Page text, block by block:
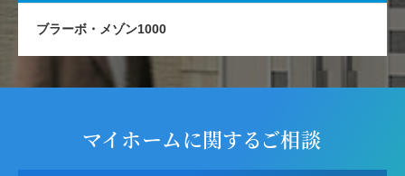
ブラーボ・メゾン1000
マイホームに関するご相談